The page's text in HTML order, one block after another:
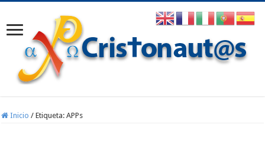
Inicio / Etiqueta:APPs